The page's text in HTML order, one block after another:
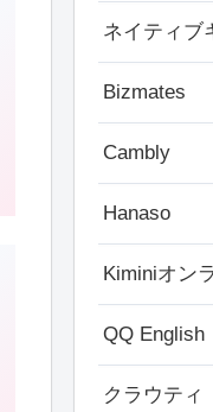
ネイティブ
Bizmates
Cambly
Hanaso
Kiminiオン
QQ English
クラウティ